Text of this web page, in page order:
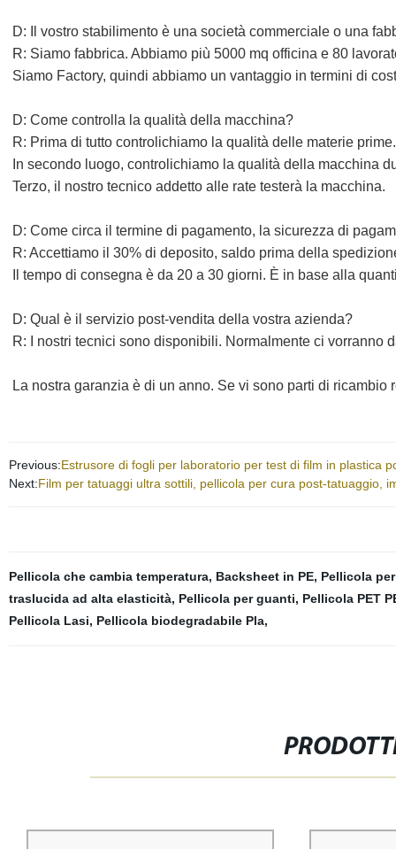
D: Il vostro stabilimento è una società commerciale o una
R: Siamo fabbrica. Abbiamo più 5000 mq officina e 80
Siamo Factory, quindi abbiamo un vantaggio in termini di
D: Come controlla la qualità della macchina?
R: Prima di tutto controlichiamo la qualità delle materie prime.
In secondo luogo, controlichiamo la qualità della macchina
Terzo, il nostro tecnico addetto alle rate testerà la macchina.
D: Come circa il termine di pagamento, la sicurezza di
R: Accettiamo il 30% di deposito, saldo prima della
Il tempo di consegna è da 20 a 30 giorni. È in base alla
D: Qual è il servizio post-vendita della vostra azienda?
R: I nostri tecnici sono disponibili. Normalmente ci vorranno
La nostra garanzia è di un anno. Se vi sono parti di ricambio
Previous:Estrusore di fogli per laboratorio per test di film in plastica
Next:Film per tatuaggi ultra sottili, pellicola per cura post-tatuaggio,
Pellicola che cambia temperatura, Backsheet in PE, Pellicola
traslucida ad alta elasticità, Pellicola per guanti, Pellicola PET
Pellicola Lasi, Pellicola biodegradabile Pla,